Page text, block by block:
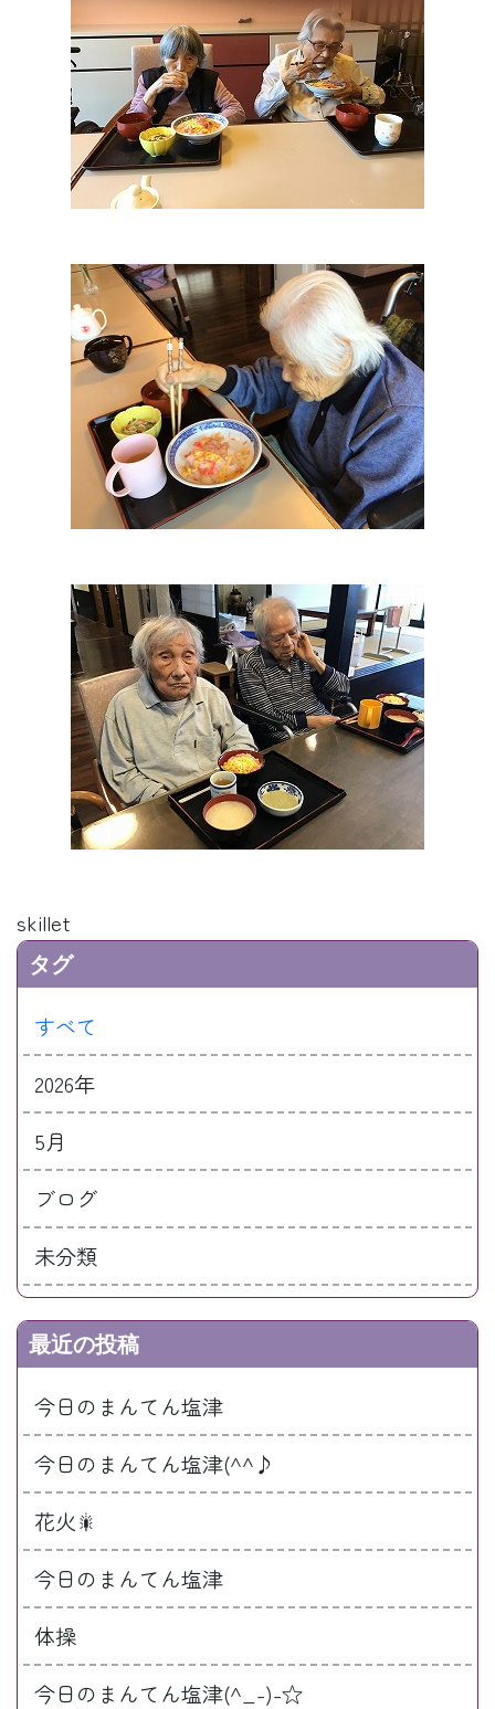
skillet
タグ
すべて
2026年
5月
ブログ
未分類
最近の投稿
今日のまんてん塩津
今日のまんてん塩津(^^♪
花火🎇
今日のまんてん塩津
体操
今日のまんてん塩津(^_-)-☆